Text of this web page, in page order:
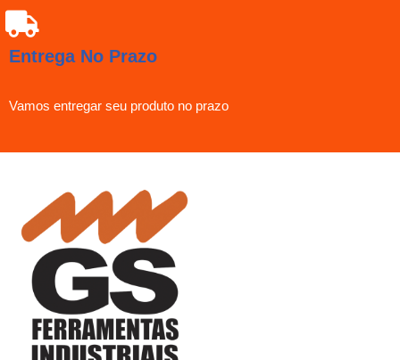
Entrega No Prazo
Vamos entregar seu produto no prazo